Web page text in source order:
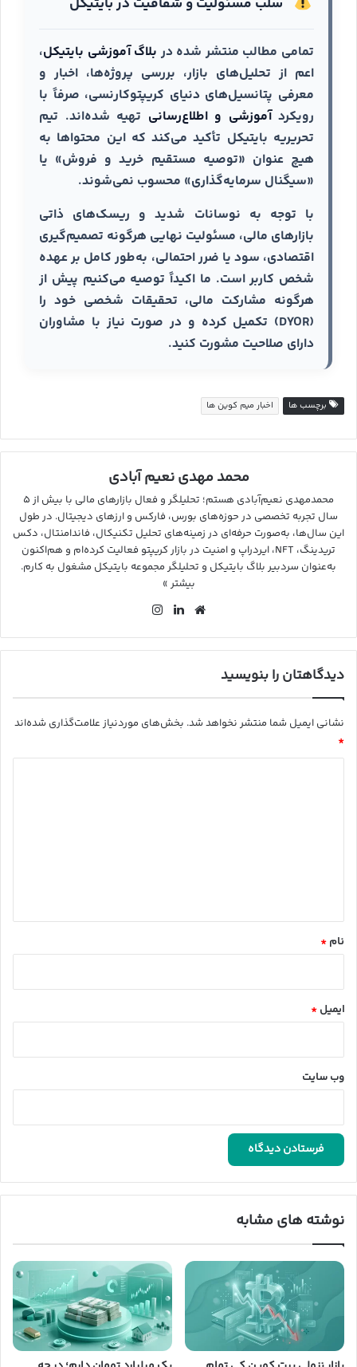
تمامی مطالب منتشر شده در بلاگ آموزشی بایتیکل،
اعم از تحلیل‌های بازار، بررسی پروژه‌ها، اخبار و
معرفی پتانسیل‌های دنیای کریپتوکارنسی، صرفاً با
رویکردآموزشی و اطلاع‌رسانی تهیه شده‌اند. تیم
تحریریه بایتیکل تأکید می‌کند که این محتواها به
هیچ عنوان «توصیه مستقیم خرید و فروش» یا
«سیگنال سرمایه‌گذاری» محسوب نمی‌شوند.
با توجه به نوسانات شدید و ریسک‌های ذاتی
بازارهای مالی، مسئولیت نهایی هرگونه تصمیم‌گیری
اقتصادی، سود یا ضرر احتمالی، به‌طور کامل بر عهده
شخص کاربر است. ما اکیداً توصیه می‌کنیم پیش از
هرگونه مشارکت مالی، تحقیقات شخصی خود را
(DYOR) تکمیل کرده و در صورت نیاز با مشاوران
دارای صلاحیت مشورت کنید.
برچسب ها اخبار میم کوین ها
محمد مهدی نعیم آبادی
محمدمهدی نعیم‌آبادی هستم؛ تحلیلگر و فعال بازارهای مالی با بیش از ۵
سال تجربه تخصصی در حوزه‌های بورس، فارکس و ارزهای دیجیتال. در طول
این سال‌ها، به‌صورت حرفه‌ای در زمینه‌های تحلیل تکنیکال، فاندامنتال، دکس
تریدینگ، NFT، ایردراپ و امنیت در بازار کریپتو فعالیت کرده‌ام و هم‌اکنون
به‌عنوان سردبیر بلاگ بایتیکل و تحلیلگر مجموعه بایتیکل مشغول به کارم.
بیشتر »
وب
ت
لین
ین گرا
دیدگاهتان را بنویسید
نشانی ایمیل شما منتشر نخواهد شد. بخش‌های موردنیاز علامت‌گذاری شده‌اند
*
نام *
ایمیل *
وب‌ سایت
نوشته های مشابه